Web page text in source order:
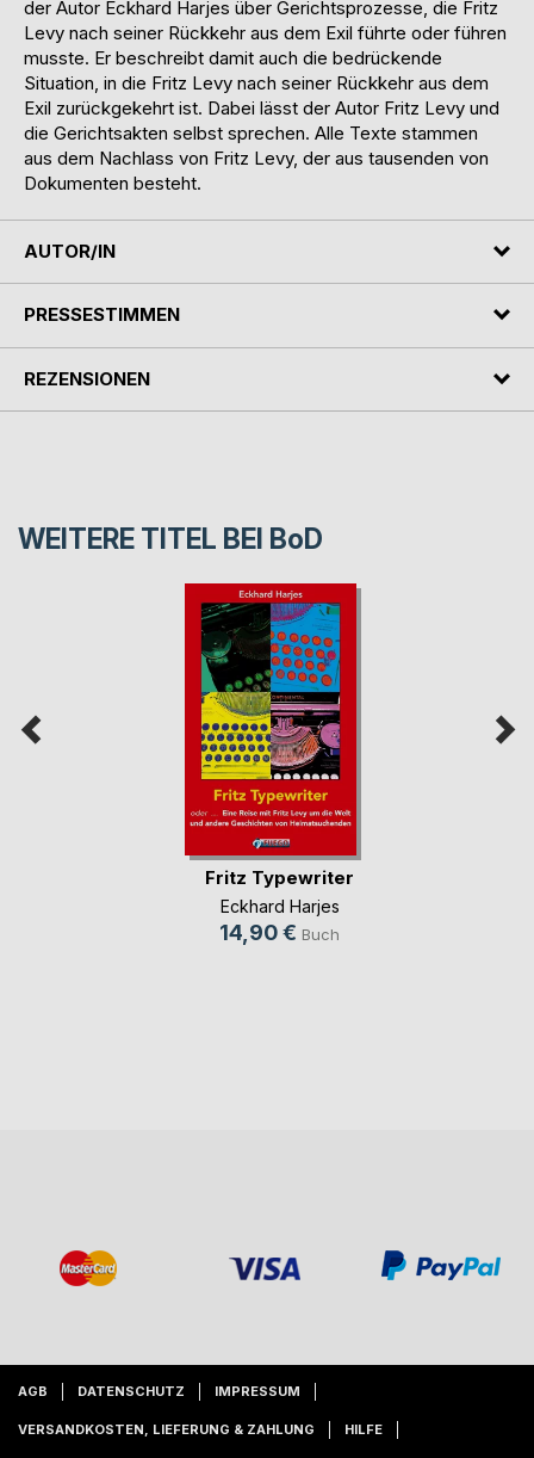
der Autor Eckhard Harjes über Gerichtsprozesse, die Fritz
Levy nach seiner Rückkehr aus dem Exil führte oder führen
musste. Er beschreibt damit auch die bedrückende
Situation, in die Fritz Levy nach seiner Rückkehr aus dem
Exil zurückgekehrt ist. Dabei lässt der Autor Fritz Levy und
die Gerichtsakten selbst sprechen. Alle Texte stammen
aus dem Nachlass von Fritz Levy, der aus tausenden von
Dokumenten besteht.
AUTOR/IN
PRESSESTIMMEN
REZENSIONEN
WEITERE TITEL BEI BoD
Fritz Typewriter
Eckhard Harjes
14,90 € Buch
AGB DATENSCHUTZ IMPRESSUM
VERSANDKOSTEN, LIEFERUNG & ZAHLUNG HILFE